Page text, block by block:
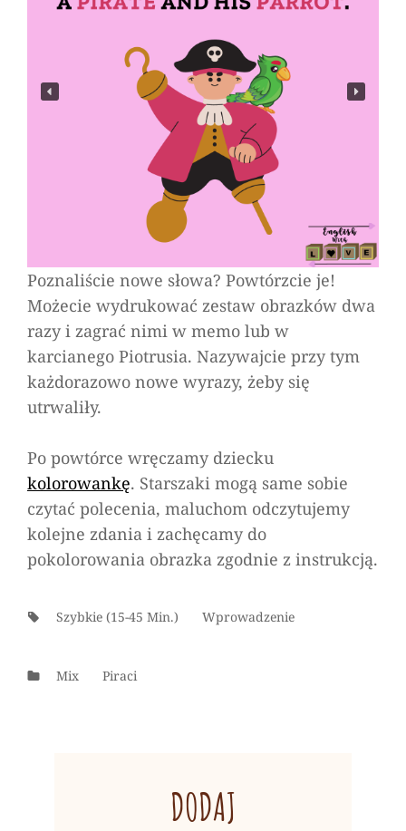
Poznaliście nowe słowa? Powtórzcie je!
Możecie wydrukować zestaw obrazków dwa
razy i zagrać nimi w memo lub w
karcianego Piotrusia. Nazywajcie przy tym
każdorazowo nowe wyrazy, żeby się
utrwaliły.
Po powtórce wręczamy dziecku
kolorowankę. Starszaki mogą same sobie
czytać polecenia, maluchom odczytujemy
kolejne zdania i zachęcamy do
pokolorowania obrazka zgodnie z instrukcją.
Tags:
Szybkie (15-45 Min.) Wprowadzenie
Categories
Mix Piraci
DODAJ